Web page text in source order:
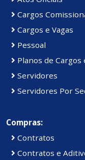
Cargos
Cargos e Vagas
Pessoal
Planos de Cargos
Servidores
Servidores Por
Compras:
Contratos
Contratos e